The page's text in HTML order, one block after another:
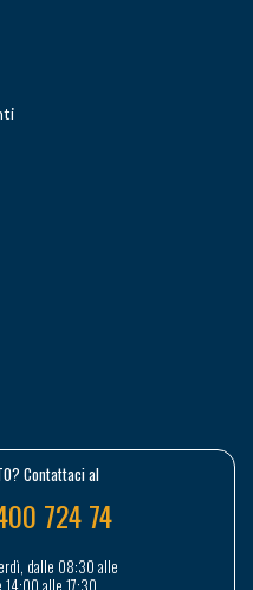
Contattaci al
724 74
dalle 08:30 alle
alle 17:30